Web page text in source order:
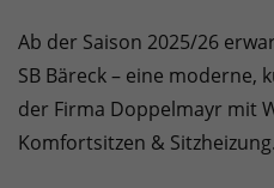
Ab der Saison 2025/26
SB Bäreck – eine moderne,
der Firma Doppelmayr mit
Komfortsitzen & Sitzheizung.